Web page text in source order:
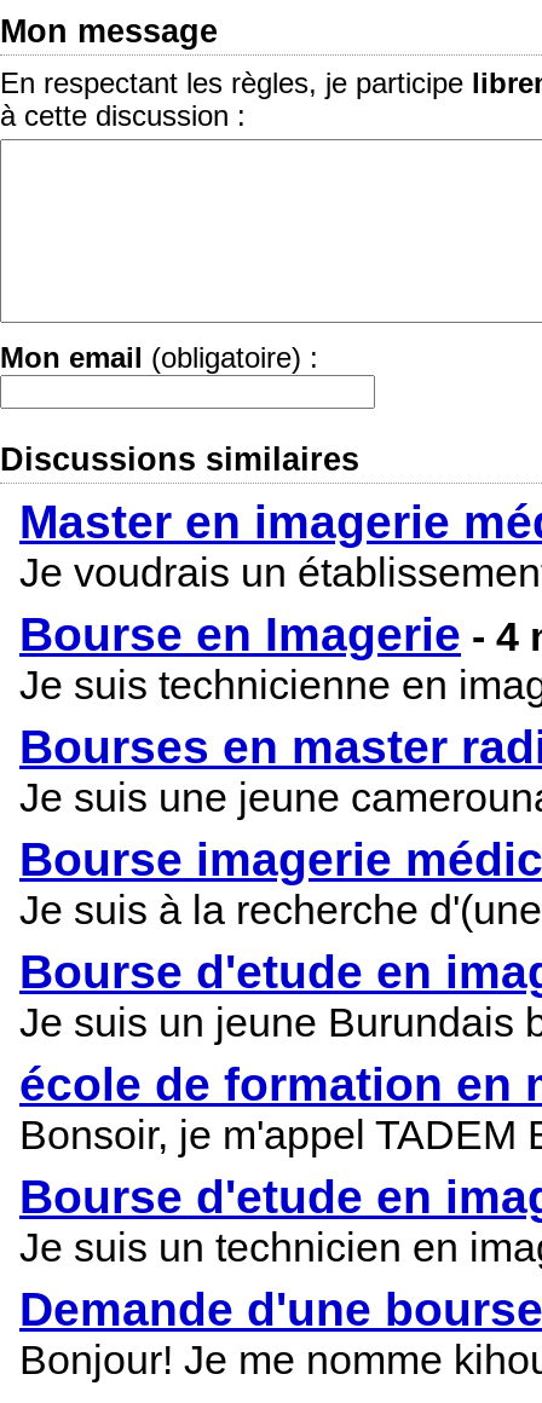
Mon message
En respectant les règles, je participe
à cette discussion :
Mon email (obligatoire) :
Discussions similaires
Master en imagerie
Je voudrais un
Bourse en Imagerie - 4
Je suis technicienne en
Bourses en master
Je suis une jeune
Bourse imagerie
Je suis à la recherche
Bourse d'etude en
Je suis un jeune Burundais
école de formation en
Bonsoir, je m'appel TADEM
Bourse d'etude en
Je suis un technicien en
Demande d'une
Bonjour! Je me nomme